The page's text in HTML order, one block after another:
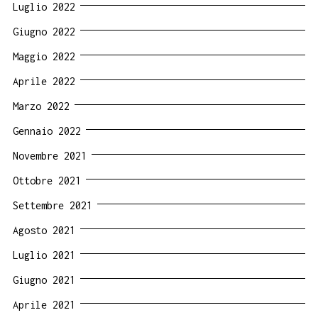
Luglio 2022
Giugno 2022
Maggio 2022
Aprile 2022
Marzo 2022
Gennaio 2022
Novembre 2021
Ottobre 2021
Settembre 2021
Agosto 2021
Luglio 2021
Giugno 2021
Aprile 2021